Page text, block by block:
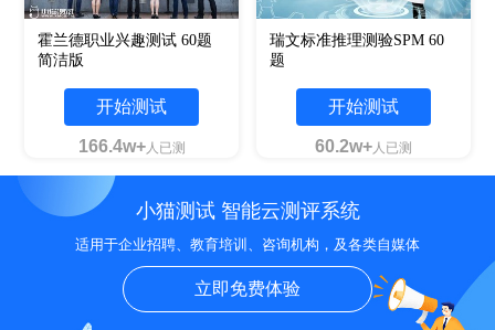
霍兰德职业兴趣测试 60题
简洁版
开始测试
166.4w+人已测
瑞文标准推理测验SPM 60
题
开始测试
60.2w+人已测
小猫测试 智能云测评系统
适用于企业招聘、教育培训、咨询机构，及各类自媒体
立即免费体验